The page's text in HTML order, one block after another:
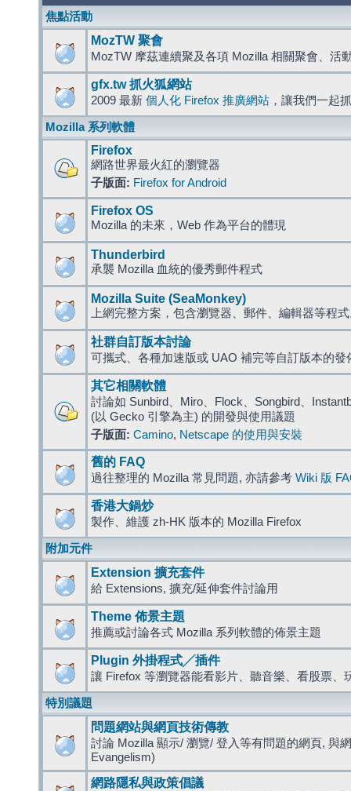
焦點活動
MozTW 聚會
MozTW 摩茲連續聚及各項 Mozilla 相關聚會、活
gfx.tw 抓火狐網站
2009 最新 個人化 Firefox 推廣網站 ，讓我們一起
Mozilla 系列軟體
Firefox
網路世界最火紅的瀏覽器
子版面: Firefox for Android
Firefox OS
Mozilla 的未來，Web 作為平台的體現
Thunderbird
承襲 Mozilla 血統的優秀郵件程式
Mozilla Suite (SeaMonkey)
上網完整方案，包含瀏覽器、郵件、編輯器等程
社群自訂版本討論
可攜式、各種加速版或 UAO 補完等自訂版本的發
其它相關軟體
討論如 Sunbird、Miro、Flock、Songbird、
(以 Gecko 引擎為主) 的開發與使用議題
子版面: Camino, Netscape 的使用與安裝
舊的 FAQ
過往整理的 Mozilla 常見問題, 亦請參考 Wiki 版
香港大鍋炒
製作、維護 zh-HK 版本的 Mozilla Firefox
附加元件
Extension 擴充套件
給 Extensions, 擴充/延伸套件討論用
Theme 佈景主題
推薦或討論各式 Mozilla 系列軟體的佈景主題
Plugin 外掛程式╱插件
讓 Firefox 等瀏覽器能看影片、聽音樂、看股票、
特別議題
問題網站與網頁技術傳教
討論 Mozilla 顯示/ 瀏覽/ 登入等有問題的網頁, 與
Evangelism)
網路隱私與政策倡議